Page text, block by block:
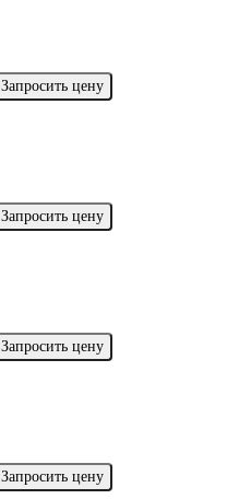
Запросить цену
Запросить цену
Запросить цену
Запросить цену